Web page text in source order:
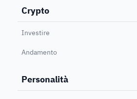
Crypto
Investire
Andamento
Personalità